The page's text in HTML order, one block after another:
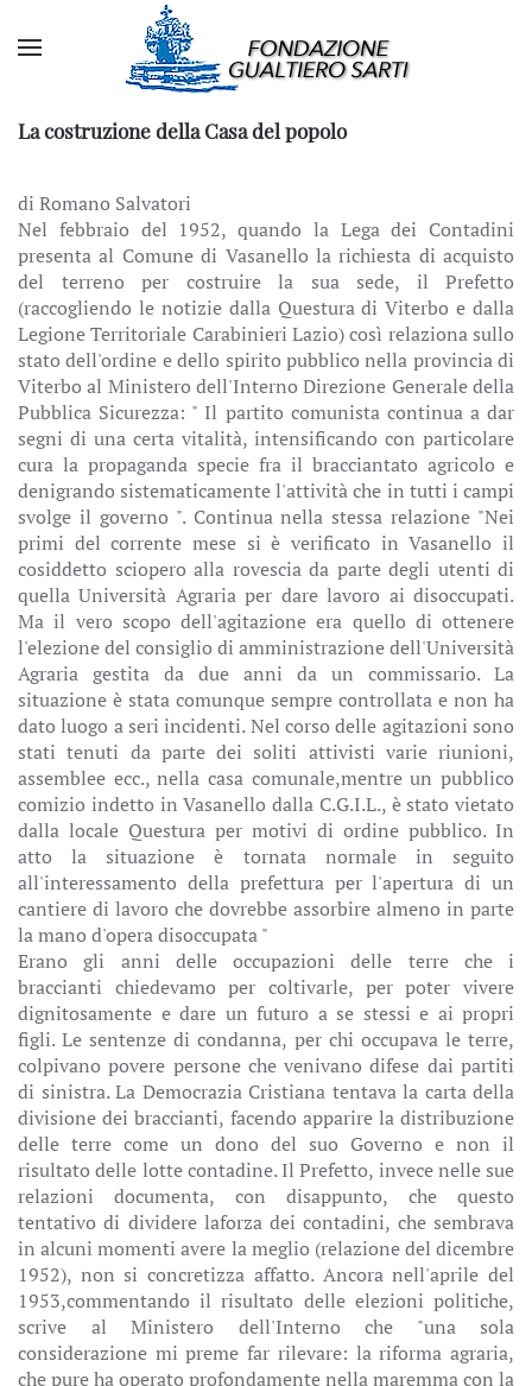
La costruzione della Casa del popolo
di Romano Salvatori
Nel febbraio del 1952, quando la Lega dei Contadini
presenta al Comune di Vasanello la richiesta di acquisto
del terreno per costruire la sua sede, il Prefetto
(raccogliendo le notizie dalla Questura di Viterbo e dalla
Legione Territoriale Carabinieri Lazio) così relaziona sullo
stato dell'ordine e dello spirito pubblico nella provincia di
Viterbo al Ministero dell'Interno Direzione Generale della
Pubblica Sicurezza: " Il partito comunista continua a dar
segni di una certa vitalità, intensificando con particolare
cura la propaganda specie fra il bracciantato agricolo e
denigrando sistematicamente l'attività che in tutti i campi
svolge il governo ". Continua nella stessa relazione "Nei
primi del corrente mese si è verificato in Vasanello il
cosiddetto sciopero alla rovescia da parte degli utenti di
quella Università Agraria per dare lavoro ai disoccupati.
Ma il vero scopo dell'agitazione era quello di ottenere
l'elezione del consiglio di amministrazione dell'Università
Agraria gestita da due anni da un commissario. La
situazione è stata comunque sempre controllata e non ha
dato luogo a seri incidenti. Nel corso delle agitazioni sono
stati tenuti da parte dei soliti attivisti varie riunioni,
assemblee ecc., nella casa comunale,mentre un pubblico
comizio indetto in Vasanello dalla C.G.I.L., è stato vietato
dalla locale Questura per motivi di ordine pubblico. In
atto la situazione è tornata normale in seguito
all'interessamento della prefettura per l'apertura di un
cantiere di lavoro che dovrebbe assorbire almeno in parte
la mano d'opera disoccupata "
Erano gli anni delle occupazioni delle terre che i
braccianti chiedevamo per coltivarle, per poter vivere
dignitosamente e dare un futuro a se stessi e ai propri
figli. Le sentenze di condanna, per chi occupava le terre,
colpivano povere persone che venivano difese dai partiti
di sinistra. La Democrazia Cristiana tentava la carta della
divisione dei braccianti, facendo apparire la distribuzione
delle terre come un dono del suo Governo e non il
risultato delle lotte contadine. Il Prefetto, invece nelle sue
relazioni documenta, con disappunto, che questo
tentativo di dividere laforza dei contadini, che sembrava
in alcuni momenti avere la meglio (relazione del dicembre
1952), non si concretizza affatto. Ancora nell'aprile del
1953,commentando il risultato delle elezioni politiche,
scrive al Ministero dell'Interno che "una sola
considerazione mi preme far rilevare: la riforma agraria,
che pure ha operato profondamente nella maremma con la